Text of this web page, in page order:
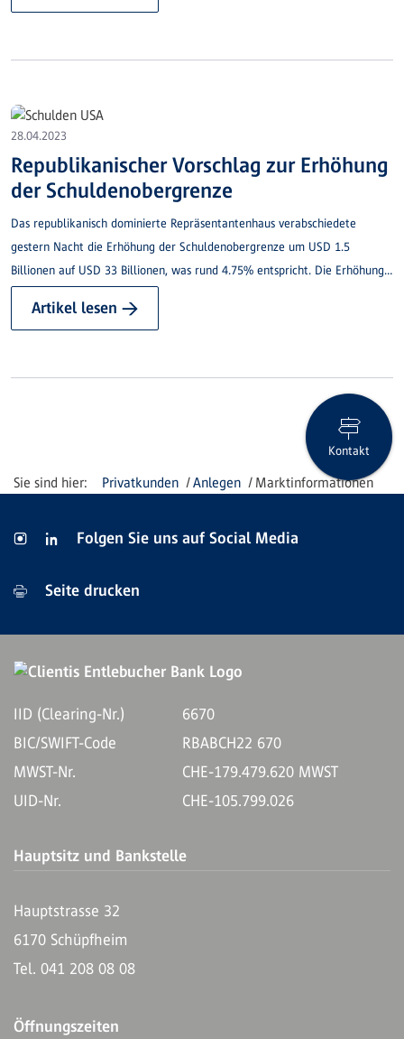
28.04.2023
Republikanischer Vorschlag zur Erhöhung
der Schuldenobergrenze
Das republikanisch dominierte Repräsentantenhaus verabschiedete
gestern Nacht die Erhöhung der Schuldenobergrenze um USD 1.5
Billionen auf USD 33 Billionen, was rund 4.75% entspricht. Die Erhöhung
Studentenverschuldung) geknüpft. Der Vorschlag geht nun an den von
Artikel lesen →
Privatkunden Anlegen Marktinformationen
Kontakt
Folgen Sie uns auf Social Media
Seite drucken
IID (Clearing-Nr.)
6670
BIC/SWIFT-Code
RBABCH22 670
MWST-Nr.
CHE-179.479.620 MWST
UID-Nr.
CHE-105.799.026
Hauptsitz und Bankstelle
Hauptstrasse 32
6170 Schüpfheim
Tel. 041 208 08 08
Öffnungszeiten